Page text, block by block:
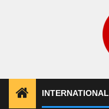
INTERNATIONAL